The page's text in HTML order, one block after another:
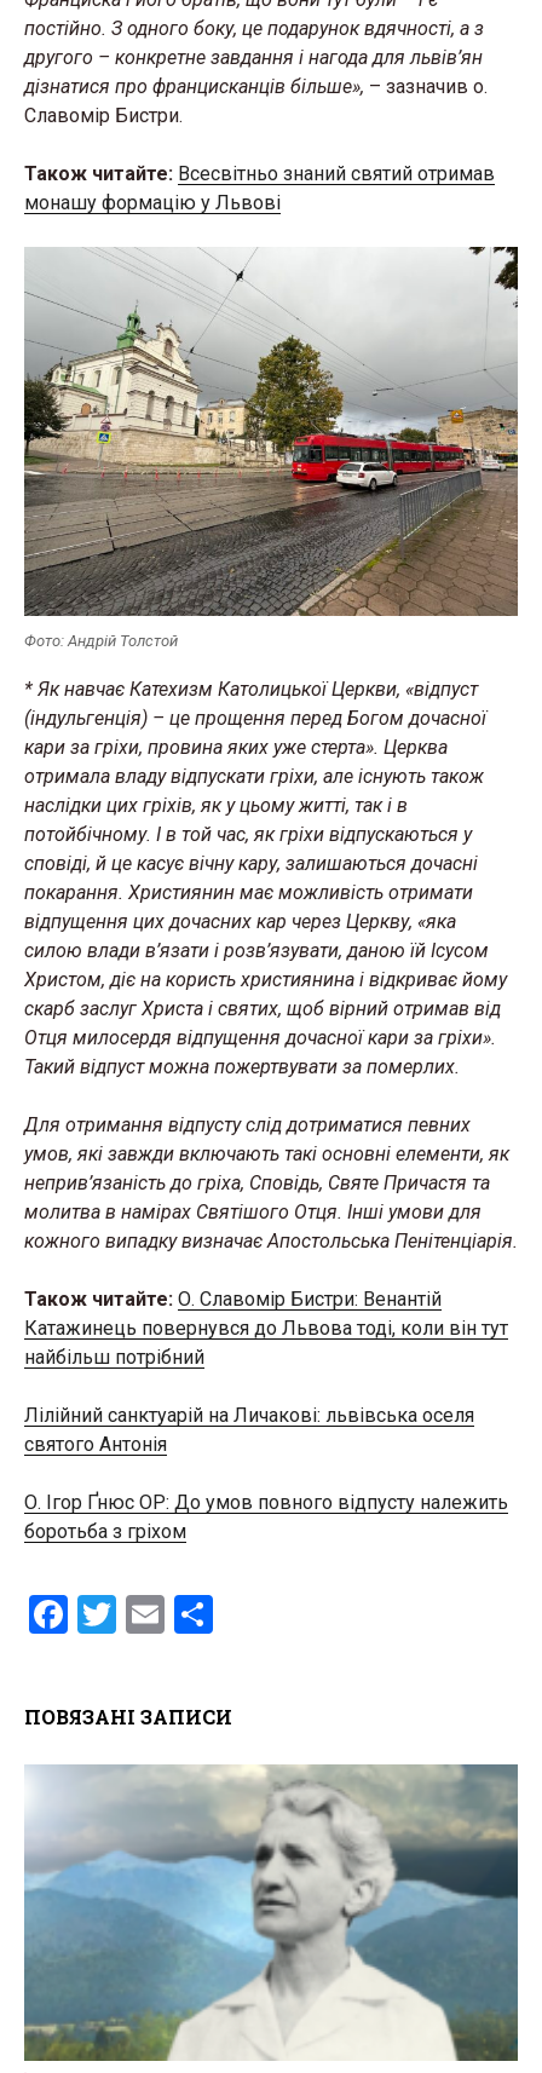
постійно. З одного боку, це подарунок вдячності, а з
другого – конкретне завдання і нагода для львів’ян
дізнатися про францисканців більше», – зазначив о.
Славомір Бистри.
Також читайте: Всесвітньо знаний святий отримав
монашу формацію у Львові
Фото: Андрій Толстой
* Як навчає Катехизм Католицької Церкви, «відпуст
(індульгенція) – це прощення перед Богом дочасної
кари за гріхи, провина яких уже стерта». Церква
отримала владу відпускати гріхи, але існують також
наслідки цих гріхів, як у цьому житті, так і в
потойбічному. І в той час, як гріхи відпускаються у
сповіді, й це касує вічну кару, залишаються дочасні
покарання. Християнин має можливість отримати
відпущення цих дочасних кар через Церкву, «яка
силою влади в’язати і розв’язувати, даною їй Ісусом
Христом, діє на користь християнина і відкриває йому
скарб заслуг Христа і святих, щоб вірний отримав від
Отця милосердя відпущення дочасної кари за гріхи».
Такий відпуст можна пожертвувати за померлих.
Для отримання відпусту слід дотриматися певних
умов, які завжди включають такі основні елементи, як
неприв’язаність до гріха, Сповідь, Святе Причастя та
молитва в намірах Святішого Отця. Інші умови для
кожного випадку визначає Апостольська Пенітенціарія.
Також читайте: О. Славомір Бистри: Венантій
Катажинець повернувся до Львова тоді, коли він тут
найбільш потрібний
Лілійний санктуарій на Личакові: львівська оселя
святого Антонія
О. Ігор Ґнюс OP: До умов повного відпусту належить
боротьба з гріхом
F
b
o
k
T
er
E
e
ПОВЯЗАНІ ЗАПИСИ